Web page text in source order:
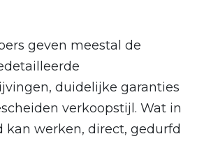
geven meestal de
duidelijke garanties
verkoopstijl. Wat in
kan werken, direct, gedurfd